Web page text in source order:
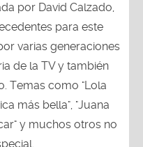
por David Calzado,
para este
varias generaciones
de la TV y también
Temas como "Lola
más bella", "Juana
y muchos otros no